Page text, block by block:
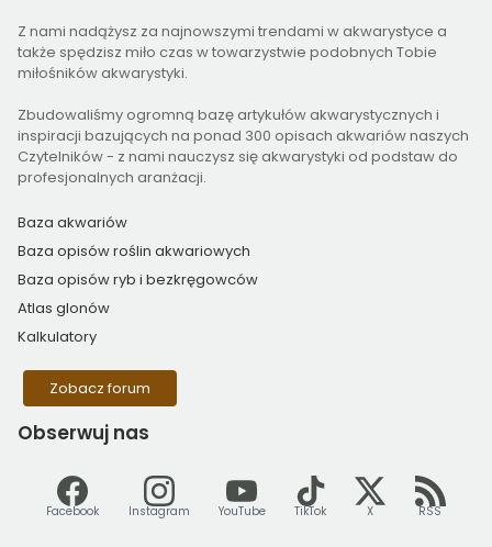
Z nami nadążysz za najnowszymi trendami w akwarystyce a
także spędzisz miło czas w towarzystwie podobnych Tobie
miłośników akwarystyki.
Zbudowaliśmy ogromną bazę artykułów akwarystycznych i
inspiracji bazujących na ponad 300 opisach akwariów naszych
Czytelników - z nami nauczysz się akwarystyki od podstaw do
profesjonalnych aranżacji.
Baza akwariów
Baza opisów roślin akwariowych
Baza opisów ryb i bezkręgowców
Atlas glonów
Kalkulatory
Zobacz forum
Obserwuj nas
Facebook Instagram YouTube TikTok X RSS